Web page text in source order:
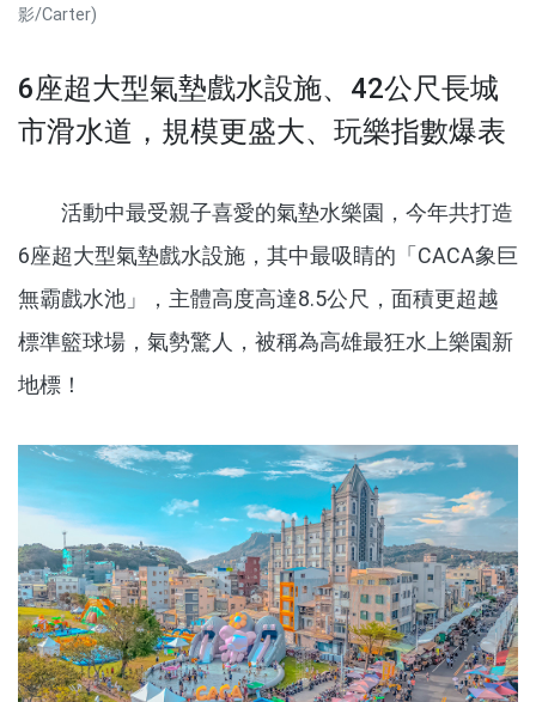
影/Carter)
6座超大型氣墊戲水設施、42公尺長城
市滑水道，規模更盛大、玩樂指數爆表
活動中最受親子喜愛的氣墊水樂園，今年共打造
6座超大型氣墊戲水設施，其中最吸睛的「CACA象巨
無霸戲水池」，主體高度高達8.5公尺，面積更超越
標準籃球場，氣勢驚人，被稱為高雄最狂水上樂園新
地標！